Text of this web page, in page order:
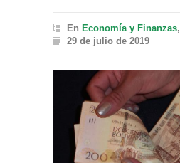
En Economía y Finanzas,
29 de julio de 2019